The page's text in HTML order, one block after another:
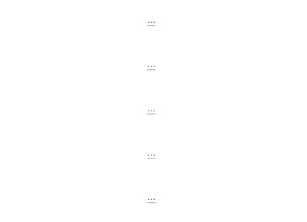
...
...
...
...
...